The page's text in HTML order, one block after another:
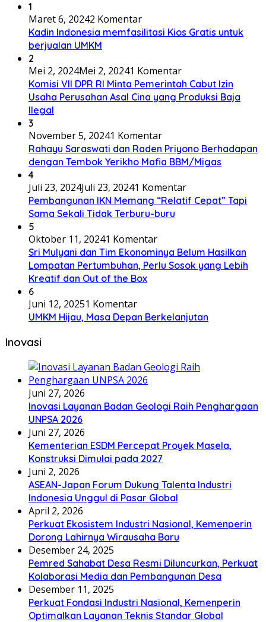
1
Maret 6, 20242 Komentar
Kadin Indonesia memfasilitasi Kios Gratis untuk
berjualan UMKM
2
Mei 2, 2024Mei 2, 20241 Komentar
Komisi VII DPR RI Minta Pemerintah Cabut Izin
Usaha Perusahan Asal Cina yang Produksi Baja
Ilegal
3
November 5, 20241 Komentar
Rahayu Saraswati dan Raden Priyono Berhadapan
dengan Tembok Yerikho Mafia BBM/Migas
4
Juli 23, 2024Juli 23, 20241 Komentar
Pembangunan IKN Memang “Relatif Cepat” Tapi
Sama Sekali Tidak Terburu-buru
5
Oktober 11, 20241 Komentar
Sri Mulyani dan Tim Ekonominya Belum Hasilkan
Lompatan Pertumbuhan, Perlu Sosok yang Lebih
Kreatif dan Out of the Box
6
Juni 12, 20251 Komentar
UMKM Hijau, Masa Depan Berkelanjutan
Inovasi
Juni 27, 2026
Inovasi Layanan Badan Geologi Raih Penghargaan
UNPSA 2026
Juni 27, 2026
Kementerian ESDM Percepat Proyek Masela,
Konstruksi Dimulai pada 2027
Juni 2, 2026
ASEAN-Japan Forum Dukung Talenta Industri
Indonesia Unggul di Pasar Global
April 2, 2026
Perkuat Ekosistem Industri Nasional, Kemenperin
Dorong Lahirnya Wirausaha Baru
Desember 24, 2025
Pemred Sahabat Desa Resmi Diluncurkan, Perkuat
Kolaborasi Media dan Pembangunan Desa
Desember 11, 2025
Perkuat Fondasi Industri Nasional, Kemenperin
Optimalkan Layanan Teknis Standar Global